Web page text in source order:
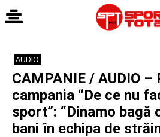
AUDIO
CAMPANIE / AUDIO –
campania “De ce nu
sport”: “Dinamo bagă
bani în echipa de